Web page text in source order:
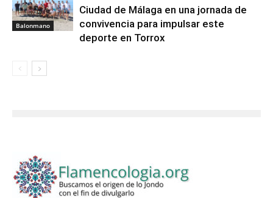
Balonmano
Ciudad de Málaga en una jornada de
convivencia para impulsar este
deporte en Torrox